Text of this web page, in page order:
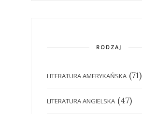
RODZAJ
LITERATURA AMERYKAŃSKA (71)
LITERATURA ANGIELSKA (47)